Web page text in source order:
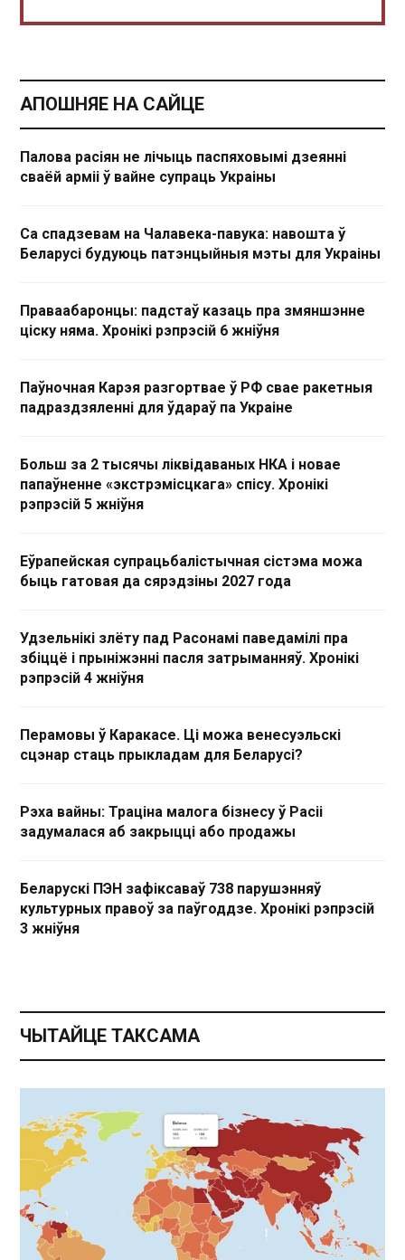
АПОШНЯЕ НА САЙЦЕ
Палова расіян не лічыць паспяховымі дзеянні
сваёй арміі ў вайне супраць Украіны
Са спадзевам на Чалавека-павука: навошта ў
Беларусі будуюць патэнцыйныя мэты для Украіны
Праваабаронцы: падстаў казаць пра змяншэнне
ціску няма. Хронікі рэпрэсій 6 жніўня
Паўночная Карэя разгортвае ў РФ свае ракетныя
падраздзяленні для ўдараў па Украіне
Больш за 2 тысячы ліквідаваных НКА і новае
папаўненне «экстрэмісцкага» спісу. Хронікі
рэпрэсій 5 жніўня
Еўрапейская супрацьбалістычная сістэма можа
быць гатовая да сярэдзіны 2027 года
Удзельнікі злёту пад Расонамі паведамілі пра
збіццё і прыніжэнні пасля затрыманняў. Хронікі
рэпрэсій 4 жніўня
Перамовы ў Каракасе. Ці можа венесуэльскі
сцэнар стаць прыкладам для Беларусі?
Рэха вайны: Траціна малога бізнесу ў Расіі
задумалася аб закрыцці або продажы
Беларускі ПЭН зафіксаваў 738 парушэнняў
культурных правоў за паўгоддзе. Хронікі рэпрэсій
3 жніўня
ЧЫТАЙЦЕ ТАКСАМА